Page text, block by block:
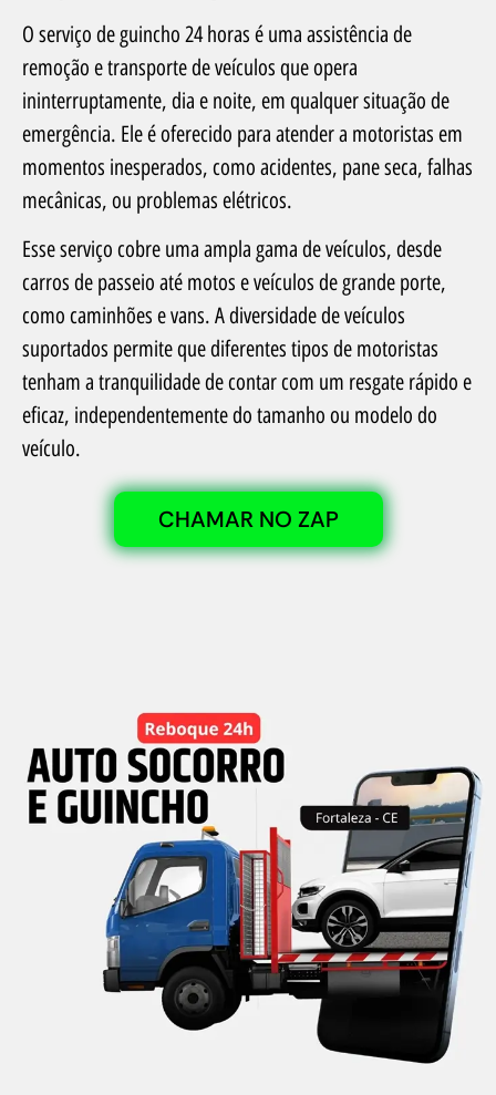
O serviço de guincho 24 horas é uma assistência de
remoção e transporte de veículos que opera
ininterruptamente, dia e noite, em qualquer situação de
emergência. Ele é oferecido para atender a motoristas em
momentos inesperados, como acidentes, pane seca, falhas
mecânicas, ou problemas elétricos.
Esse serviço cobre uma ampla gama de veículos, desde
carros de passeio até motos e veículos de grande porte,
como caminhões e vans. A diversidade de veículos
suportados permite que diferentes tipos de motoristas
tenham a tranquilidade de contar com um resgate rápido e
eficaz, independentemente do tamanho ou modelo do
veículo.
CHAMAR NO ZAP